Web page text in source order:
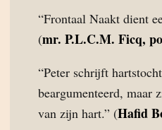
“Frontaal Naakt dient
(mr. P.L.C.M. Ficq,
“Peter schrijft
beargumenteerd,
van zijn hart.” (Hafid